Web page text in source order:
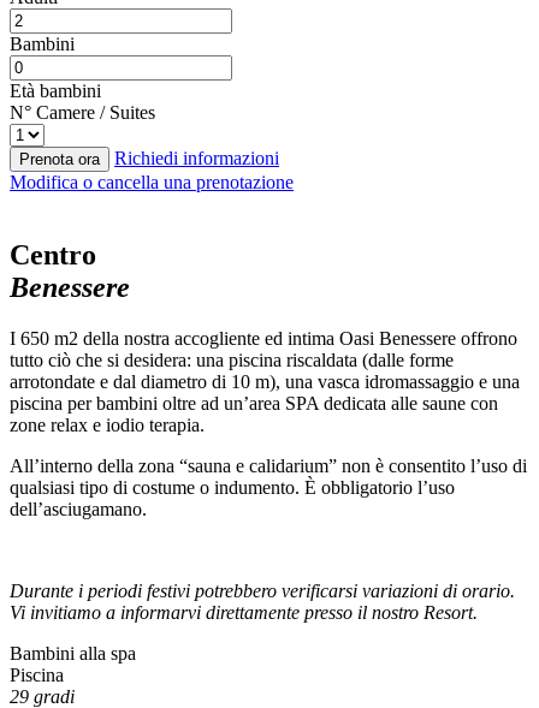
Bambini
Età bambini
N° Camere / Suites
Prenota ora
Richiedi informazioni
Modifica o cancella una prenotazione
Centro
Benessere
I 650 m2 della nostra accogliente ed intima Oasi Benessere offrono
tutto ciò che si desidera: una piscina riscaldata (dalle forme
arrotondate e dal diametro di 10 m), una vasca idromassaggio e una
piscina per bambini oltre ad un’area SPA dedicata alle saune con
zone relax e iodio terapia.
All’interno della zona “sauna e calidarium” non è consentito l’uso di
qualsiasi tipo di costume o indumento. È obbligatorio l’uso
dell’asciugamano.
Durante i periodi festivi potrebbero verificarsi variazioni di orario.
Vi invitiamo a informarvi direttamente presso il nostro Resort.
Bambini alla spa
Piscina
29 gradi